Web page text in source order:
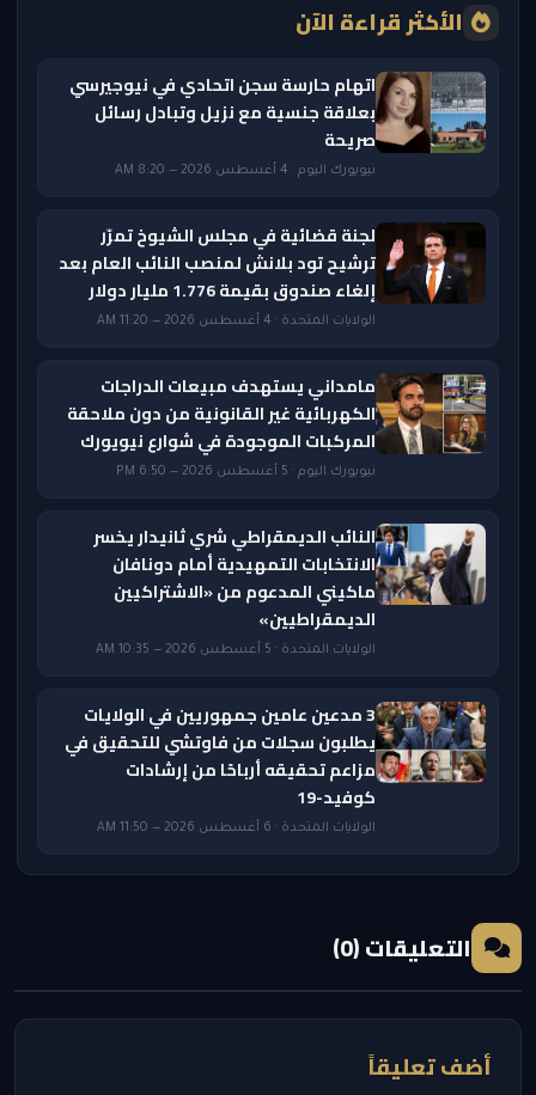
الأكثر قراءة الآن
اتهام حارسة سجن اتحادي في نيوجيرسي
بعلاقة جنسية مع نزيل وتبادل رسائل
صريحة
نيويورك اليوم · 4 أغسطس 2026 — 8:20 AM
لجنة قضائية في مجلس الشيوخ تمرّر
ترشيح تود بلانش لمنصب النائب العام بعد
إلغاء صندوق بقيمة 1.776 مليار دولار
الولايات المتحدة · 4 أغسطس 2026 — 11:20 AM
مامداني يستهدف مبيعات الدراجات
الكهربائية غير القانونية من دون ملاحقة
المركبات الموجودة في شوارع نيويورك
نيويورك اليوم · 5 أغسطس 2026 — 6:50 PM
النائب الديمقراطي شري ثانيدار يخسر
الانتخابات التمهيدية أمام دونافان
ماكيني المدعوم من «الاشتراكيين
الديمقراطيين»
الولايات المتحدة · 5 أغسطس 2026 — 10:35 AM
3 مدعين عامين جمهوريين في الولايات
يطلبون سجلات من فاوتشي للتحقيق في
مزاعم تحقيقه أرباحًا من إرشادات
كوفيد-19
الولايات المتحدة · 6 أغسطس 2026 — 11:50 AM
التعليقات (0)
أضف تعليقاً